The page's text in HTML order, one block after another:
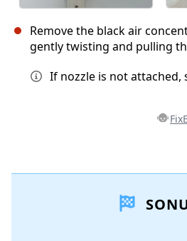
Remove the black air
gently twisting and pulling
If nozzle is not attached,